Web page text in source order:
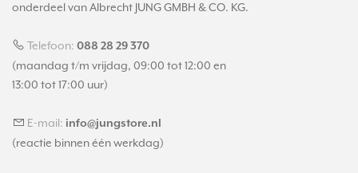
onderdeel van Albrecht JUNG GMBH & CO. KG.
Telefoon: 088 28 29 370
(maandag t/m vrijdag, 09:00 tot 12:00 en
13:00 tot 17:00 uur)
E-mail: info@jungstore.nl
(reactie binnen één werkdag)